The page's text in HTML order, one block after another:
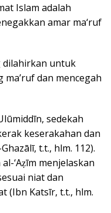
Islam adalah
amar ma‘ruf
dilahirkan untuk
dan mencegah
sedekah
keserakahan dan
t.t., hlm. 112).
‘Aẓīm menjelaskan
niat dan
(Ibn Katsīr, t.t., hlm.